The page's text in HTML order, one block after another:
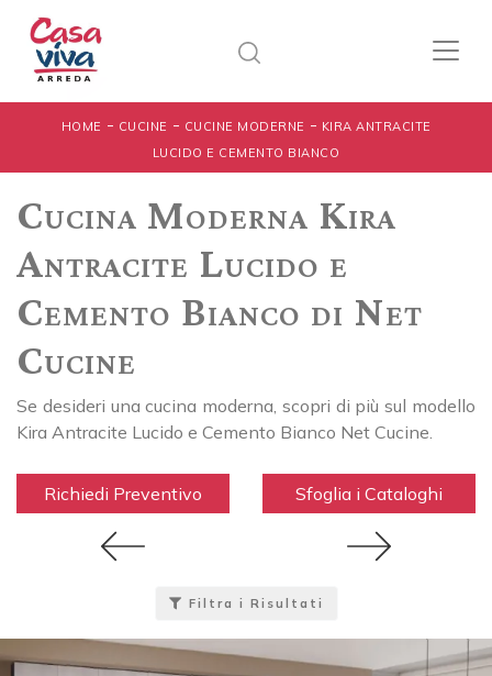
HOME - CUCINE - CUCINE MODERNE - KIRA ANTRACITE
LUCIDO E CEMENTO BIANCO
Cucina Moderna Kira
Antracite Lucido e
Cemento Bianco di Net
Cucine
Se desideri una cucina moderna, scopri di più sul modello
Kira Antracite Lucido e Cemento Bianco Net Cucine.
Richiedi Preventivo Sfoglia i Cataloghi
Filtra i Risultati